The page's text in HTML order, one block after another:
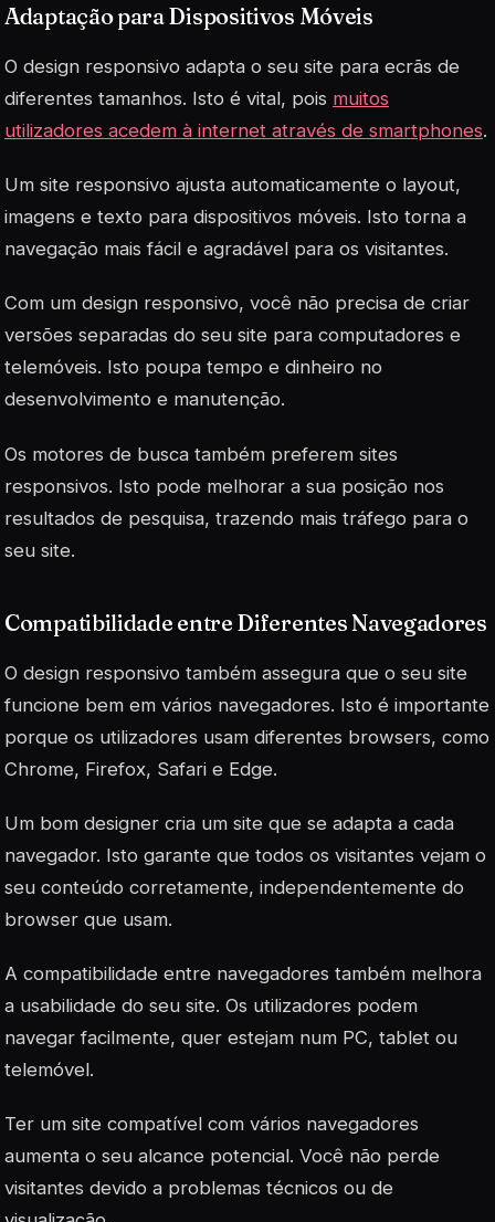
Adaptação para Dispositivos Móveis
O design responsivo adapta o seu site para ecrãs de
diferentes tamanhos. Isto é vital, pois muitos
utilizadores acedem à internet através de smartphones.
Um site responsivo ajusta automaticamente o layout,
imagens e texto para dispositivos móveis. Isto torna a
navegação mais fácil e agradável para os visitantes.
Com um design responsivo, você não precisa de criar
versões separadas do seu site para computadores e
telemóveis. Isto poupa tempo e dinheiro no
desenvolvimento e manutenção.
Os motores de busca também preferem sites
responsivos. Isto pode melhorar a sua posição nos
resultados de pesquisa, trazendo mais tráfego para o
seu site.
Compatibilidade entre Diferentes Navegadores
O design responsivo também assegura que o seu site
funcione bem em vários navegadores. Isto é importante
porque os utilizadores usam diferentes browsers, como
Chrome, Firefox, Safari e Edge.
Um bom designer cria um site que se adapta a cada
navegador. Isto garante que todos os visitantes vejam o
seu conteúdo corretamente, independentemente do
browser que usam.
A compatibilidade entre navegadores também melhora
a usabilidade do seu site. Os utilizadores podem
navegar facilmente, quer estejam num PC, tablet ou
telemóvel.
Ter um site compatível com vários navegadores
aumenta o seu alcance potencial. Você não perde
visitantes devido a problemas técnicos ou de